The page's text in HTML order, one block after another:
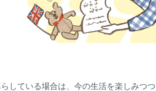
している場合は、今の生活を楽しみつ